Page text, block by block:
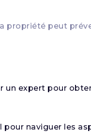
propriété peut
un expert pour
naviguer les